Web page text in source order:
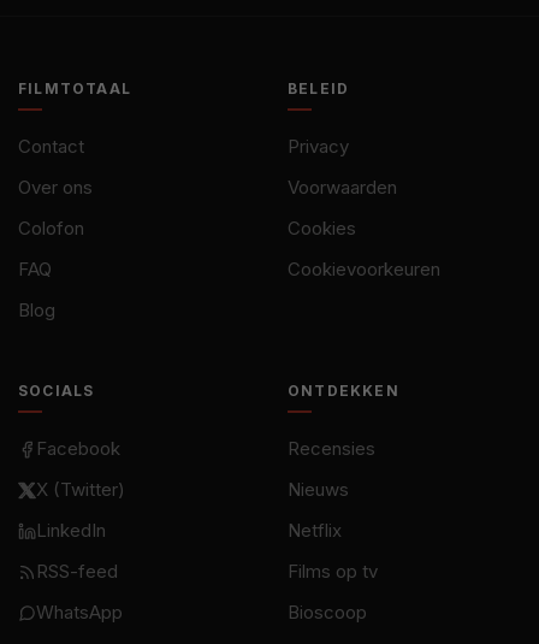
FILMTOTAAL
Contact
Over ons
Colofon
FAQ
Blog
BELEID
Privacy
Voorwaarden
Cookies
Cookievoorkeuren
SOCIALS
Facebook
X (Twitter)
LinkedIn
RSS-feed
WhatsApp
ONTDEKKEN
Recensies
Nieuws
Netflix
Films op tv
Bioscoop